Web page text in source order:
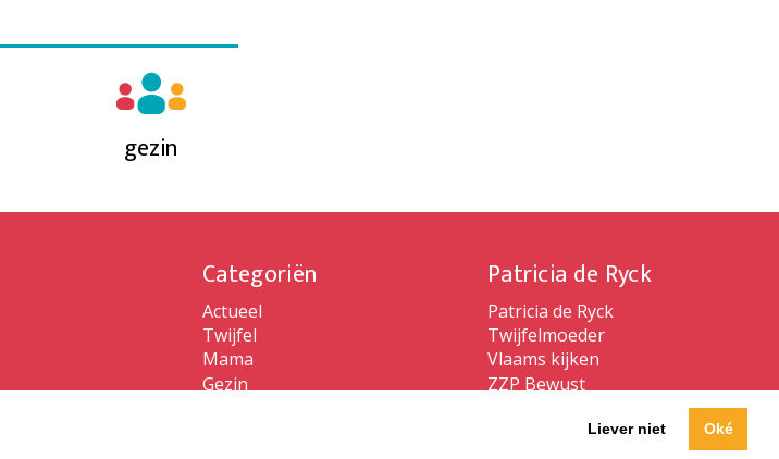
Liever niet Oké
gezin
Categoriën
Actueel
Twijfel
Mama
Gezin
Patricia de Ryck
Patricia de Ryck
Twijfelmoeder
Vlaams kijken
ZZP Bewust